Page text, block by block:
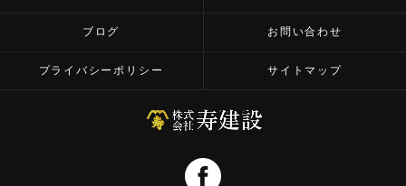
ブログ お問い合わせ
プライバシーポリシー サイトマップ